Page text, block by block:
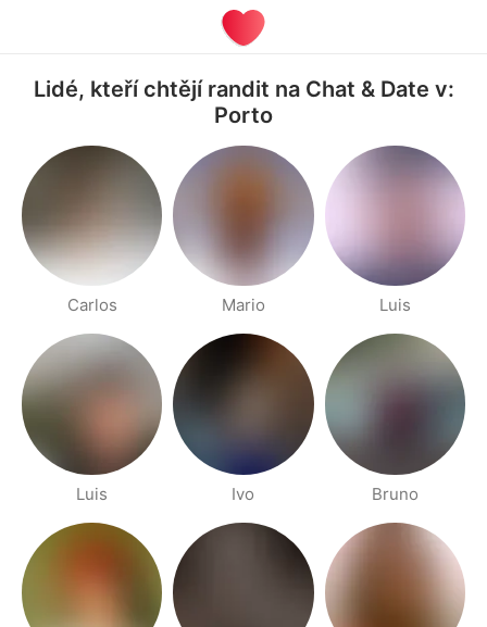
Lidé, kteří chtějí randit na Chat & Date v:
Porto
Carlos Mario Luis
Luis Ivo Bruno